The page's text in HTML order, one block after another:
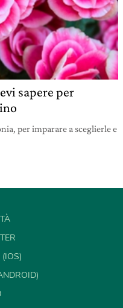
sapere per
per imparare a sceglierle e